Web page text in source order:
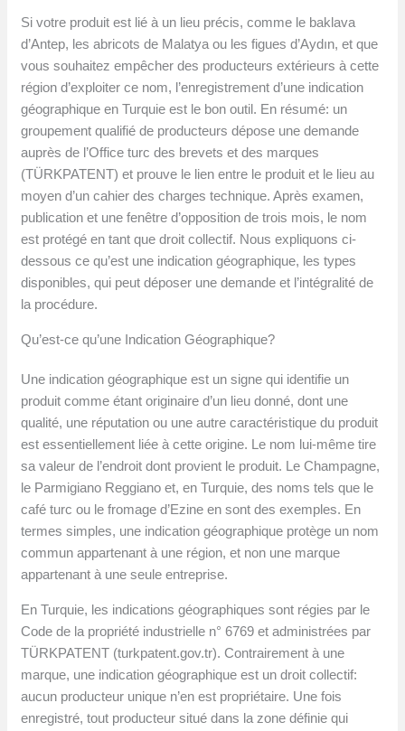
Si votre produit est lié à un lieu précis, comme le baklava
d’Antep, les abricots de Malatya ou les figues d’Aydın, et que
vous souhaitez empêcher des producteurs extérieurs à cette
région d’exploiter ce nom, l’enregistrement d’une indication
géographique en Turquie est le bon outil. En résumé: un
groupement qualifié de producteurs dépose une demande
auprès de l’Office turc des brevets et des marques
(TÜRKPATENT) et prouve le lien entre le produit et le lieu au
moyen d’un cahier des charges technique. Après examen,
publication et une fenêtre d’opposition de trois mois, le nom
est protégé en tant que droit collectif. Nous expliquons ci-
dessous ce qu’est une indication géographique, les types
disponibles, qui peut déposer une demande et l’intégralité de
la procédure.
Qu’est-ce qu’une Indication Géographique?
Une indication géographique est un signe qui identifie un
produit comme étant originaire d’un lieu donné, dont une
qualité, une réputation ou une autre caractéristique du produit
est essentiellement liée à cette origine. Le nom lui-même tire
sa valeur de l’endroit dont provient le produit. Le Champagne,
le Parmigiano Reggiano et, en Turquie, des noms tels que le
café turc ou le fromage d’Ezine en sont des exemples. En
termes simples, une indication géographique protège un nom
commun appartenant à une région, et non une marque
appartenant à une seule entreprise.
En Turquie, les indications géographiques sont régies par le
Code de la propriété industrielle n° 6769 et administrées par
TÜRKPATENT (turkpatent.gov.tr). Contrairement à une
marque, une indication géographique est un droit collectif:
aucun producteur unique n’en est propriétaire. Une fois
enregistré, tout producteur situé dans la zone définie qui